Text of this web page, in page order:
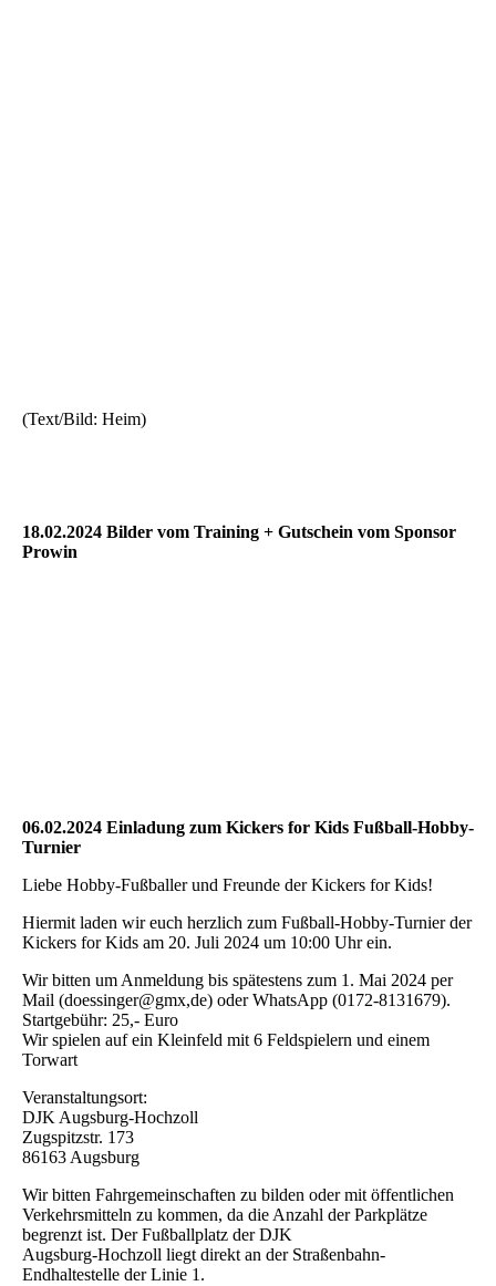
(Text/Bild: Heim)
18.02.2024 Bilder vom Training + Gutschein vom Sponsor
Prowin
06.02.2024 Einladung zum Kickers for Kids Fußball-Hobby-
Turnier
Liebe Hobby-Fußballer und Freunde der Kickers for Kids!
Hiermit laden wir euch herzlich zum Fußball-Hobby-Turnier der
Kickers for Kids am 20. Juli 2024 um 10:00 Uhr ein.
Wir bitten um Anmeldung bis spätestens zum 1. Mai 2024 per
Mail (doessinger@gmx,de) oder WhatsApp (0172-8131679).
Startgebühr: 25,- Euro
Wir spielen auf ein Kleinfeld mit 6 Feldspielern und einem
Torwart
Veranstaltungsort:
DJK Augsburg-Hochzoll
Zugspitzstr. 173
86163 Augsburg
Wir bitten Fahrgemeinschaften zu bilden oder mit öffentlichen
Verkehrsmitteln zu kommen, da die Anzahl der Parkplätze
begrenzt ist. Der Fußballplatz der DJK
Augsburg-Hochzoll liegt direkt an der Straßenbahn-
Endhaltestelle der Linie 1.